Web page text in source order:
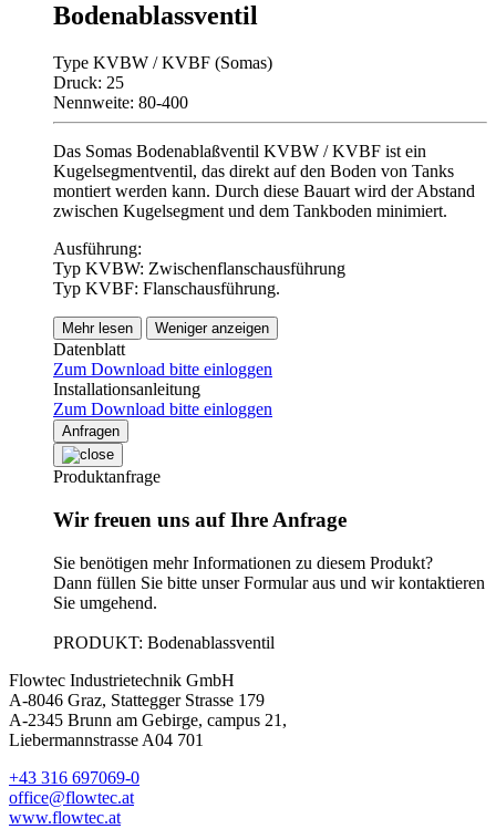
Bodenablassventil
Type KVBW / KVBF (Somas)
Druck: 25
Nennweite: 80-400
Das Somas Bodenablaßventil KVBW / KVBF ist ein
Kugelsegmentventil, das direkt auf den Boden von Tanks
montiert werden kann. Durch diese Bauart wird der Abstand
zwischen Kugelsegment und dem Tankboden minimiert.
Ausführung:
Typ KVBW: Zwischenflanschausführung
Typ KVBF: Flanschausführung.
Mehr lesen Weniger anzeigen
Datenblatt
Zum Download bitte einloggen
Installationsanleitung
Zum Download bitte einloggen
Anfragen
Produktanfrage
Wir freuen uns auf Ihre Anfrage
Sie benötigen mehr Informationen zu diesem Produkt?
Dann füllen Sie bitte unser Formular aus und wir kontaktieren
Sie umgehend.
PRODUKT: Bodenablassventil
Flowtec Industrietechnik GmbH
A-8046 Graz, Stattegger Strasse 179
A-2345 Brunn am Gebirge, campus 21,
Liebermannstrasse A04 701
+43 316 697069-0
office@flowtec.at
www.flowtec.at